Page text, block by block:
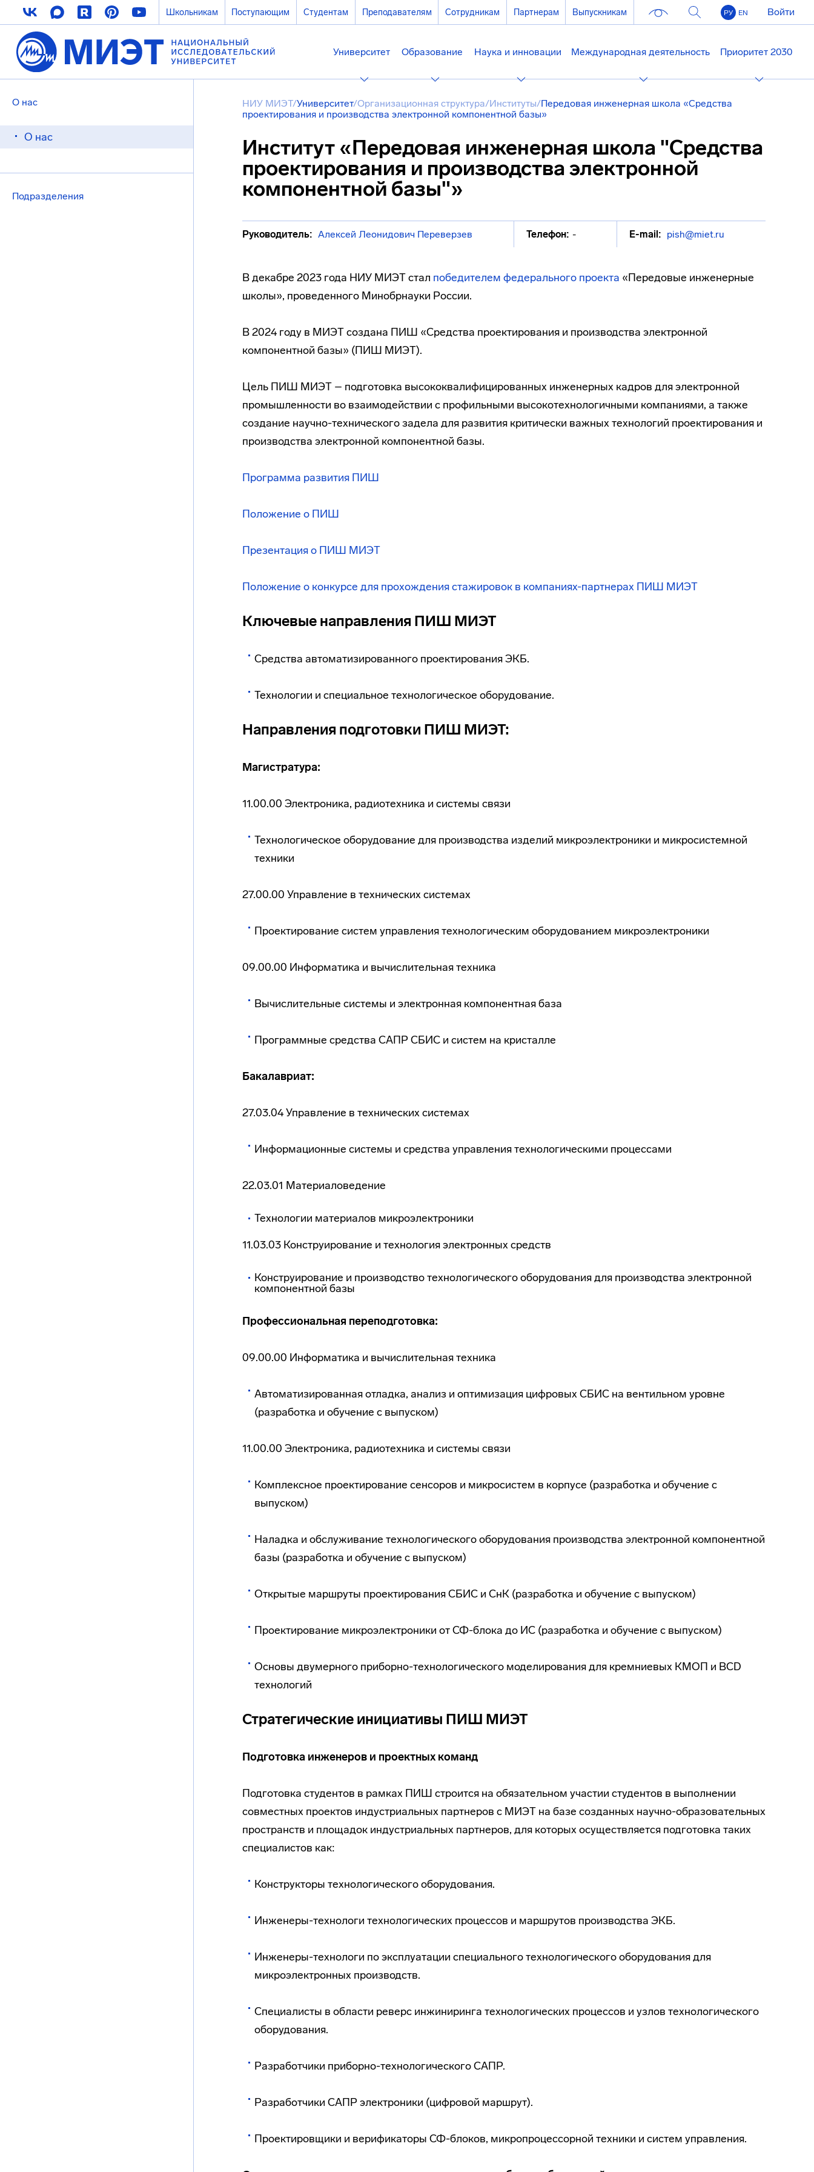
Школьникам Поступающим Студентам Преподавателям Сотрудникам Партнерам Выпускникам РУ EN Войти
Университет Образование Наука и инновации Международная деятельность Приоритет 2030
О нас
О нас
Подразделения
НИУ МИЭТ/Университет/Организационная структура/Институты/Передовая инженерная школа «Средства
проектирования и производства электронной компонентной базы»
Институт «Передовая инженерная школа "Средства
проектирования и производства электронной
компонентной базы"»
Руководитель: Алексей Леонидович Переверзев Телефон: - E-mail: pish@miet.ru
В декабре 2023 года НИУ МИЭТ стал победителем федерального проекта «Передовые инженерные
школы», проведенного Минобрнауки России.
В 2024 году в МИЭТ создана ПИШ «Средства проектирования и производства электронной
компонентной базы» (ПИШ МИЭТ).
Цель ПИШ МИЭТ – подготовка высококвалифицированных инженерных кадров для электронной
промышленности во взаимодействии с профильными высокотехнологичными компаниями, а также
создание научно-технического задела для развития критически важных технологий проектирования и
производства электронной компонентной базы.
Программа развития ПИШ
Положение о ПИШ
Презентация о ПИШ МИЭТ
Положение о конкурсе для прохождения стажировок в компаниях-партнерах ПИШ МИЭТ
Ключевые направления ПИШ МИЭТ
Средства автоматизированного проектирования ЭКБ.
Технологии и специальное технологическое оборудование.
Направления подготовки ПИШ МИЭТ:
Магистратура:
11.00.00 Электроника, радиотехника и системы связи
Технологическое оборудование для производства изделий микроэлектроники и микросистемной
техники
27.00.00 Управление в технических системах
Проектирование систем управления технологическим оборудованием микроэлектроники
09.00.00 Информатика и вычислительная техника
Вычислительные системы и электронная компонентная база
Программные средства САПР СБИС и систем на кристалле
Бакалавриат:
27.03.04 Управление в технических системах
Информационные системы и средства управления технологическими процессами
22.03.01 Материаловедение
Технологии материалов микроэлектроники
11.03.03 Конструирование и технология электронных средств
Конструирование и производство технологического оборудования для производства электронной
компонентной базы
Профессиональная переподготовка:
09.00.00 Информатика и вычислительная техника
Автоматизированная отладка, анализ и оптимизация цифровых СБИС на вентильном уровне
(разработка и обучение с выпуском)
11.00.00 Электроника, радиотехника и системы связи
Комплексное проектирование сенсоров и микросистем в корпусе (разработка и обучение с
выпуском)
Наладка и обслуживание технологического оборудования производства электронной компонентной
базы (разработка и обучение с выпуском)
Открытые маршруты проектирования СБИС и СнК (разработка и обучение с выпуском)
Проектирование микроэлектроники от СФ-блока до ИС (разработка и обучение с выпуском)
Основы двумерного приборно-технологического моделирования для кремниевых КМОП и BCD
технологий
Стратегические инициативы ПИШ МИЭТ
Подготовка инженеров и проектных команд
Подготовка студентов в рамках ПИШ строится на обязательном участии студентов в выполнении
совместных проектов индустриальных партнеров с МИЭТ на базе созданных научно-образовательных
пространств и площадок индустриальных партнеров, для которых осуществляется подготовка таких
специалистов как:
Конструкторы технологического оборудования.
Инженеры-технологи технологических процессов и маршрутов производства ЭКБ.
Инженеры-технологи по эксплуатации специального технологического оборудования для
микроэлектронных производств.
Специалисты в области реверс инжиниринга технологических процессов и узлов технологического
оборудования.
Разработчики приборно-технологического САПР.
Разработчики САПР электроники (цифровой маршрут).
Проектировщики и верификаторы СФ-блоков, микропроцессорной техники и систем управления.